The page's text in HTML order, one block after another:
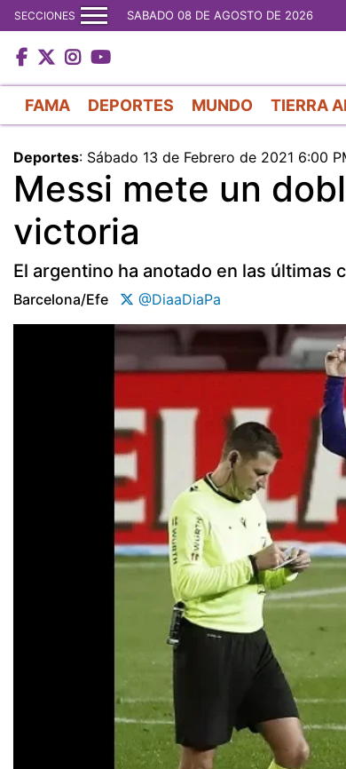
SECCIONES SABADO 08 DE AGOSTO DE 2026
FAMA DEPORTES MUNDO TIERRA
Deportes: Sábado 13 de Febrero de 2021 6:00
Messi mete un
victoria
El argentino ha anotado en las últimas
Barcelona/efe @DiaaDiaPa